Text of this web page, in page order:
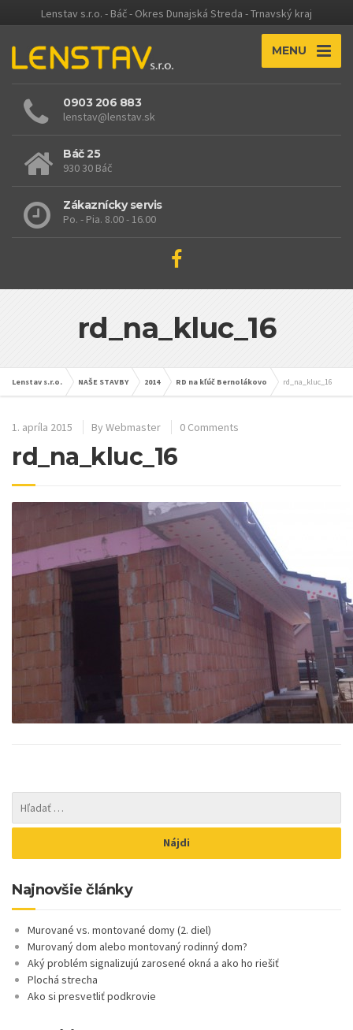
Lenstav s.r.o. - Báč - Okres Dunajská Streda - Trnavský kraj
MENU
0903 206 883
lenstav@lenstav.sk
Báč 25
930 30 Báč
Zákaznícky servis
Po. - Pia. 8.00 - 16.00
rd_na_kluc_16
Lenstav s.r.o. NAŠE STAVBY 2014 RD na kľúč Bernolákovo rd_na_kluc_16
1. apríla 2015 By Webmaster 0 Comments
rd_na_kluc_16
Najnovšie články
Murované vs. montované domy (2. diel)
Murovaný dom alebo montovaný rodinný dom?
Aký problém signalizujú zarosené okná a ako ho riešiť
Plochá strecha
Ako si presvetliť podkrovie